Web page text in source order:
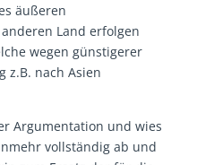
äußeren
Land erfolgen
wegen günstigerer
z.B. nach Asien
Argumentation und wies
vollständig ab und